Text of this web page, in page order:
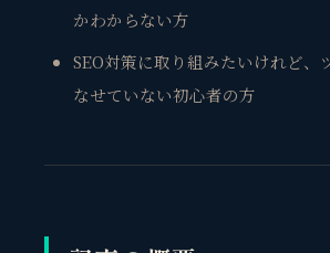
かわからない方
SEO対策に取り組みたいけれど、
なせていない初心者の方